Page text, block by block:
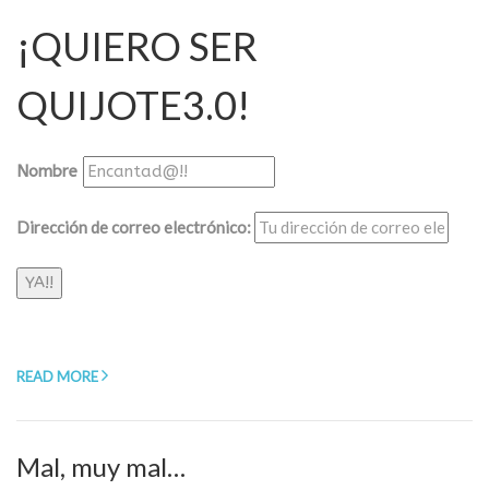
¡QUIERO SER
QUIJOTE3.0!
Nombre
Dirección de correo electrónico:
READ MORE
Mal, muy mal…